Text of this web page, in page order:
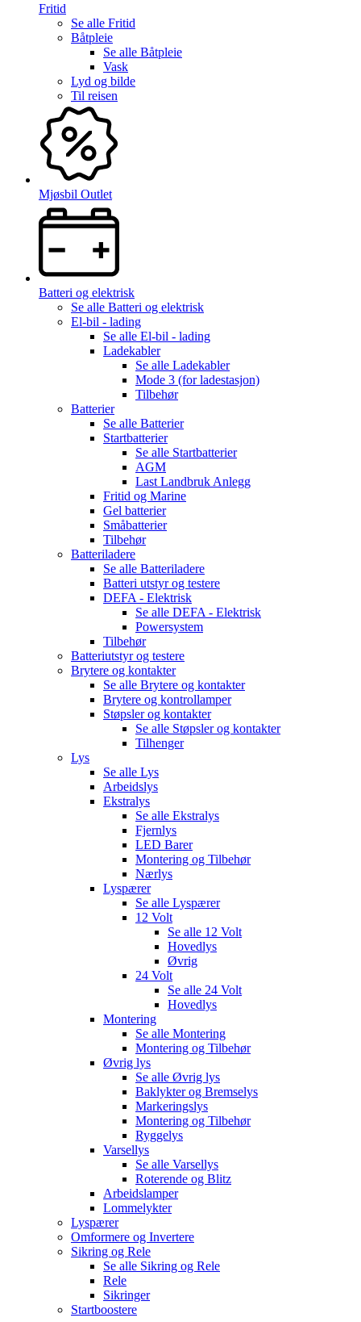
Fritid
Se alle Fritid
Båtpleie
Se alle Båtpleie
Vask
Lyd og bilde
Til reisen
Mjøsbil Outlet
Batteri og elektrisk
Se alle Batteri og elektrisk
El-bil - lading
Se alle El-bil - lading
Ladekabler
Se alle Ladekabler
Mode 3 (for ladestasjon)
Tilbehør
Batterier
Se alle Batterier
Startbatterier
Se alle Startbatterier
AGM
Last Landbruk Anlegg
Fritid og Marine
Gel batterier
Småbatterier
Tilbehør
Batteriladere
Se alle Batteriladere
Batteri utstyr og testere
DEFA - Elektrisk
Se alle DEFA - Elektrisk
Powersystem
Tilbehør
Batteriutstyr og testere
Brytere og kontakter
Se alle Brytere og kontakter
Brytere og kontrollamper
Støpsler og kontakter
Se alle Støpsler og kontakter
Tilhenger
Lys
Se alle Lys
Arbeidslys
Ekstralys
Se alle Ekstralys
Fjernlys
LED Barer
Montering og Tilbehør
Nærlys
Lyspærer
Se alle Lyspærer
12 Volt
Se alle 12 Volt
Hovedlys
Øvrig
24 Volt
Se alle 24 Volt
Hovedlys
Montering
Se alle Montering
Montering og Tilbehør
Øvrig lys
Se alle Øvrig lys
Baklykter og Bremselys
Markeringslys
Montering og Tilbehør
Ryggelys
Varsellys
Se alle Varsellys
Roterende og Blitz
Arbeidslamper
Lommelykter
Lyspærer
Omformere og Invertere
Sikring og Rele
Se alle Sikring og Rele
Rele
Sikringer
Startboostere